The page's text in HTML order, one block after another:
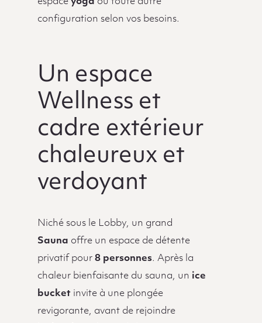
espace yoga ou toute autre
configuration selon vos besoins.
Un espace
Wellness et
cadre extérieur
chaleureux et
verdoyant
Niché sous le Lobby, un grand
Sauna offre un espace de détente
privatif pour 8 personnes. Après la
chaleur bienfaisante du sauna, un ice
bucket invite à une plongée
revigorante, avant de rejoindre